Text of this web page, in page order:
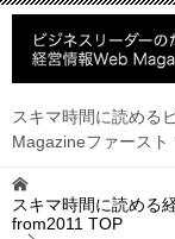
スキマ時間に読める
Magazineファースト
スキマ時間に読める
from2011 TOP